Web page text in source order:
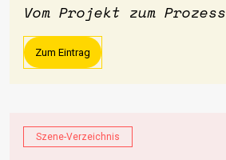
Vom Projekt zum Prozess
Zum Eintrag
Szene-Verzeichnis